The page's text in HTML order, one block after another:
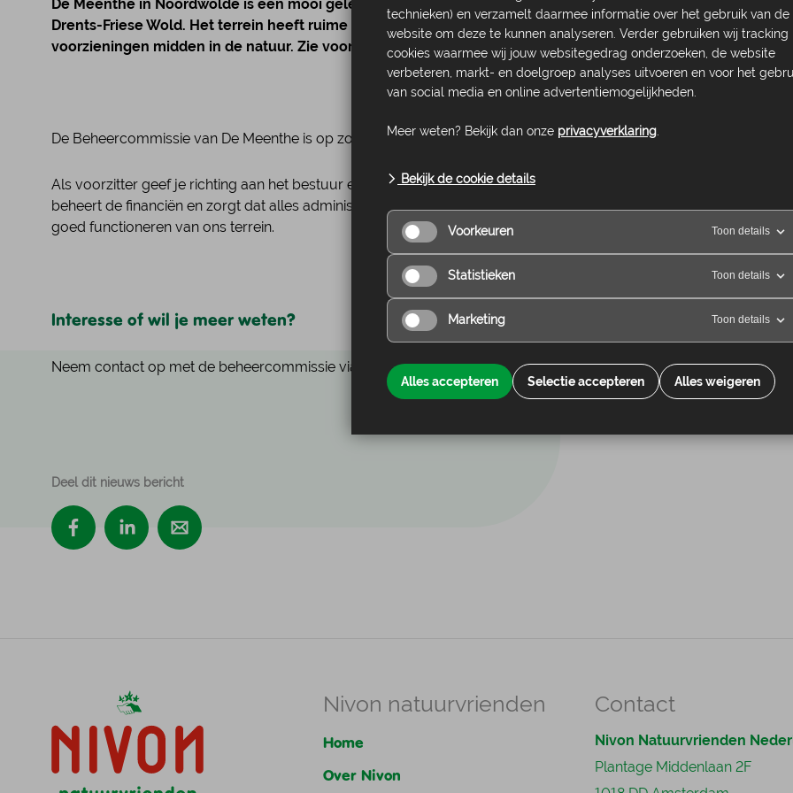
De Meenthe in Noordwolde is een mooi gelegen Nivon-kampeerterrein aan de rand van het
Drents-Friese Wold. Het terrein heeft ruime plekken voor tenten, een trekkershut en eenvoudige
voorzieningen midden in de natuur. Zie voor meer informatie onze website.
De Beheercommissie van De Meenthe is op zoek naareen nieuwe voorzitter eneen penningmeester.
Als voorzitter geef je richting aan het bestuur en ben je het gezicht van het terrein.
beheert de financiën en zorgt dat alles administratief goed verloopt. Bei
goed functioneren van ons terrein.
Interesse of wil je meer weten?
Neem contact op met de beheercommissie via meenthe@nivon.nl.
Deel dit nieuws bericht
Nivon natuurvrienden
Home
Over Nivon
Contact
Nivon Natuurvrienden
Plantage Middenlaan 2F
technieken) en verzamelt daarmee informatie over het gebruik van de
website om deze te kunnen analyseren. Verder gebruiken wij tracking
cookies waarmee wij jouw websitegedrag onderzoeken, de website
verbeteren, markt- en doelgroep analyses uitvoeren en voor het
van social media en online advertentiemogelijkheden.
Meer weten? Bekijk dan onze privacyverklaring
Bekijk de cookie details
Voorkeuren Toon details
Statistieken Toon details
Marketing Toon details
Alles accepteren Selectie accepteren Alles weigeren